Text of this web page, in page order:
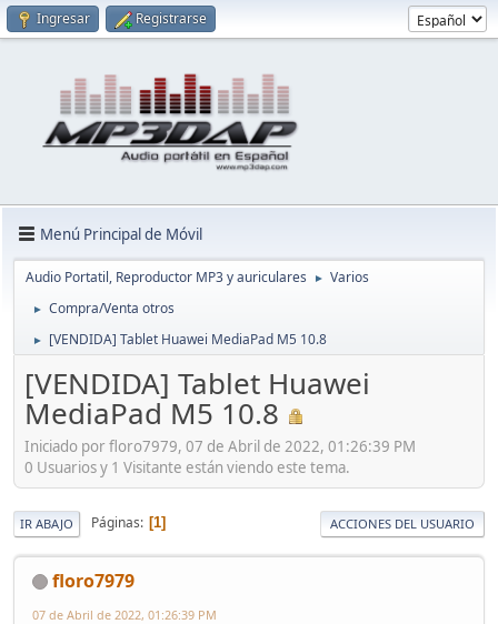
Ingresar Registrarse
Menú Principal de Móvil
Audio Portatil, Reproductor MP3 y auriculares ► Varios
► Compra/Venta otros
► [VENDIDA] Tablet Huawei MediaPad M5 10.8
[VENDIDA] Tablet Huawei
MediaPad M5 10.8
Iniciado por floro7979, 07 de Abril de 2022, 01:26:39 PM
0 Usuarios y 1 Visitante están viendo este tema.
IR ABAJO Páginas 1 ACCIONES DEL USUARIO
floro7979
07 de Abril de 2022, 01:26:39 PM